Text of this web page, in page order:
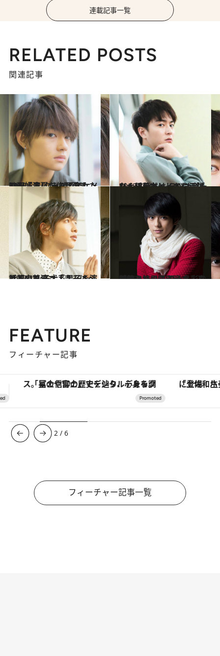
連載記事一覧
RELATED POSTS
関連記事
2018.8.1
映画『青夏 きみに恋した30日』で クール系イケメンを好演した佐野勇斗
カルチャー 2018.7.20
ジュノンボーイから羽ばたく稲葉友は ラジオパーソナリティとしても活躍
カルチャー
2017.3.24
話題のドラマ「きみはペット」で 子犬系男子を演じる志尊淳
カルチャー 2016.1.1
「花より男子 The Musical」に出演 多彩な特技を持つ帰国子女・真剣佑
カルチャー
FEATURE
フィーチャー記事
「土佐和ハーブかき氷」がOMO7高知に登場！生姜、山椒、大葉など目にも舌にも涼を呼ぶ郷土の味
3 /6
フィーチャー記事一覧